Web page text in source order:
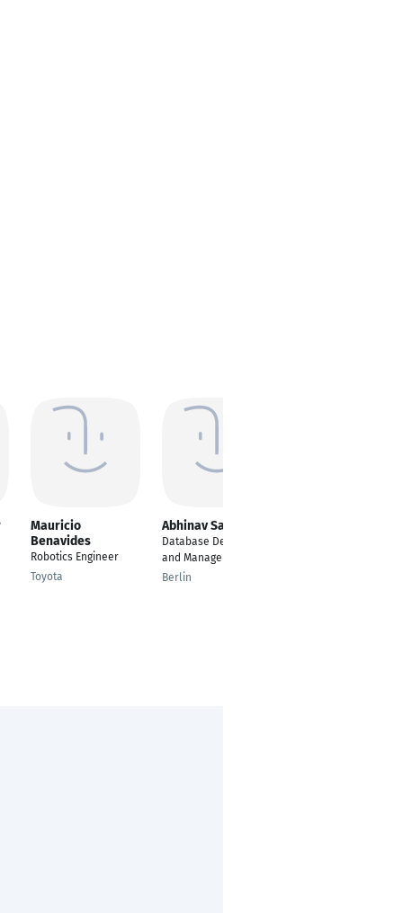
Mauricio
Benavides
Robotics Engineer
Toyota
Abhinav Saxena
Database Developer
and Manager
Berlin